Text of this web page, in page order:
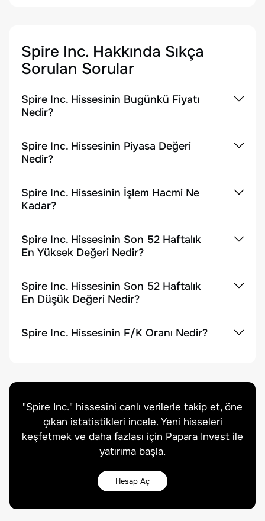
Spire Inc. Hakkında Sıkça
Sorulan Sorular
Spire Inc. Hissesinin Bugünkü Fiyatı
Nedir?
Spire Inc. Hissesinin Piyasa Değeri
Nedir?
Spire Inc. Hissesinin İşlem Hacmi Ne
Kadar?
Spire Inc. Hissesinin Son 52 Haftalık
En Yüksek Değeri Nedir?
Spire Inc. Hissesinin Son 52 Haftalık
En Düşük Değeri Nedir?
Spire Inc. Hissesinin F/K Oranı Nedir?
"Spire Inc." hissesini canlı verilerle takip et, öne
çıkan istatistikleri incele. Yeni hisseleri
keşfetmek ve daha fazlası için Papara Invest ile
yatırıma başla.
Hesap Aç